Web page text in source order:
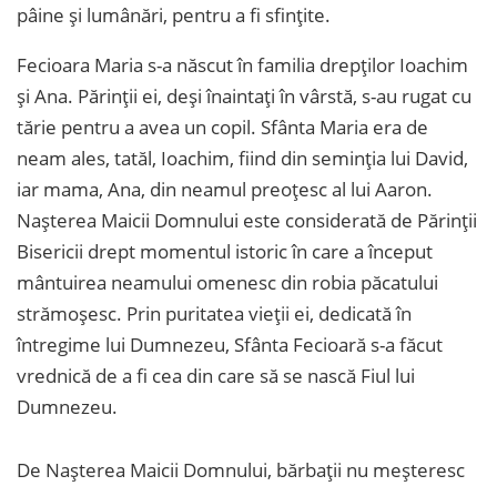
pâine și lumânări, pentru a fi sfințite.
Fecioara Maria s-a născut în familia drepților Ioachim
și Ana. Părinții ei, deși înaintați în vârstă, s-au rugat cu
tărie pentru a avea un copil. Sfânta Maria era de
neam ales, tatăl, Ioachim, fiind din seminția lui David,
iar mama, Ana, din neamul preoțesc al lui Aaron.
Nașterea Maicii Domnului este considerată de Părinții
Bisericii drept momentul istoric în care a început
mântuirea neamului omenesc din robia păcatului
strămoșesc. Prin puritatea vieții ei, dedicată în
întregime lui Dumnezeu, Sfânta Fecioară s-a făcut
vrednică de a fi cea din care să se nască Fiul lui
Dumnezeu.
De Nașterea Maicii Domnului, bărbații nu meșteresc